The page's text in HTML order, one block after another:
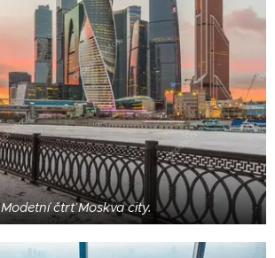
Modetní čtrť Moskva city.